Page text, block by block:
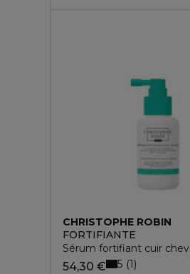
CHRISTOPHE ROBIN
FORTIFIANTE
Sérum fortifiant cuir
54,30 € 5 1